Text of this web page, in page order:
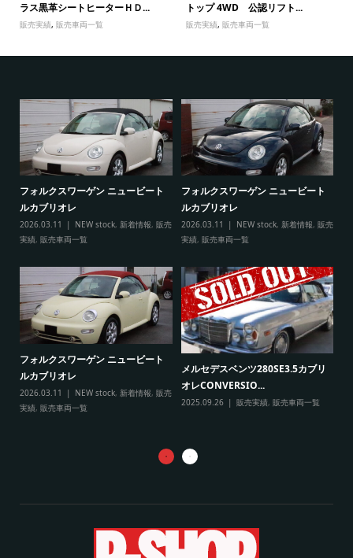
ラス黒革シートヒーターＨＤ...
販売実績, 販売車両一覧
トップ 4WD 公認リフト...
販売実績,販売車両一覧
フォルクスワーゲン ニュービート
ルカブリオレ
2026.03.11 NEW stock, 新着情報, 販売
実績, 販売車両一覧
フォルクスワーゲン ニュービート
ルカブリオレ
2026.03.11 NEW stock, 新着情報, 販売
実績, 販売車両一覧
フォルクスワーゲン ニュービート
ルカブリオレ
2026.03.11 NEW stock, 新着情報, 販売
実績, 販売車両一覧
メルセデスベンツ280SE3.5カブリ
オレCONVERSIO...
2025.09.26 販売実績, 販売車両一覧